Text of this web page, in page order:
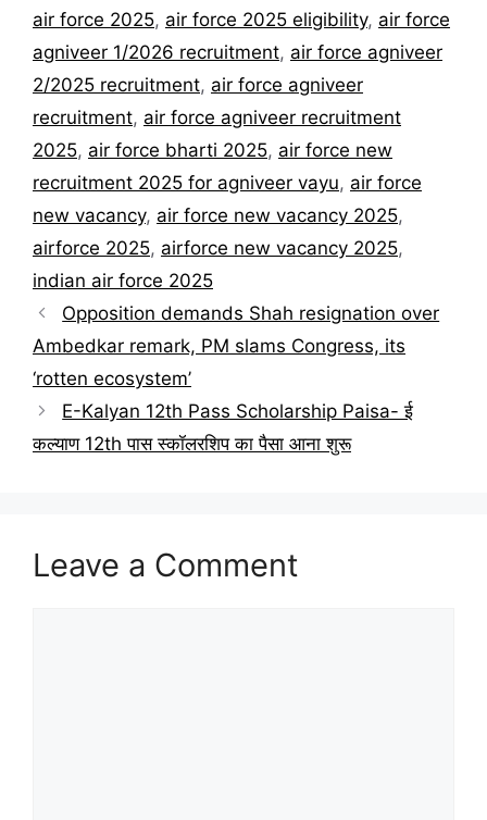
air force 2025, air force 2025 eligibility, air force
agniveer 1/2026 recruitment, air force agniveer
2/2025 recruitment, air force agniveer
recruitment, air force agniveer recruitment
2025, air force bharti 2025, air force new
recruitment 2025 for agniveer vayu, air force
new vacancy, air force new vacancy 2025,
airforce 2025, airforce new vacancy 2025,
indian air force 2025
Opposition demands Shah resignation over
Ambedkar remark, PM slams Congress, its
‘rotten ecosystem’
E-Kalyan 12th Pass Scholarship Paisa- ई
कल्याण 12th पास स्कॉलरशिप का पैसा आना शुरू
Leave a Comment